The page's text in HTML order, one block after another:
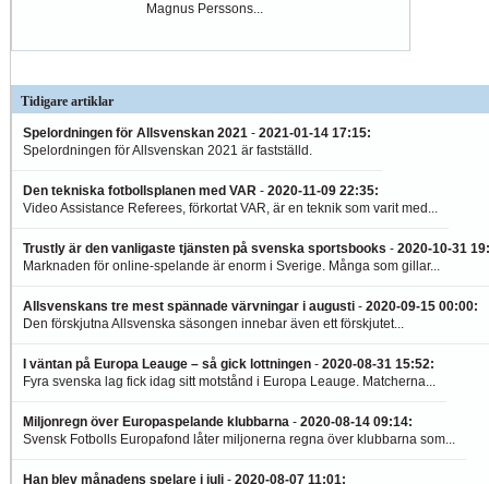
Magnus Perssons...
Tidigare artiklar
Spelordningen för Allsvenskan 2021 - 2021-01-14 17:15:
Spelordningen för Allsvenskan 2021 är fastställd.
Den tekniska fotbollsplanen med VAR - 2020-11-09 22:35:
Video Assistance Referees, förkortat VAR, är en teknik som varit med...
Trustly är den vanligaste tjänsten på svenska sportsbooks - 2020-10-31
Marknaden för online-spelande är enorm i Sverige. Många som gillar...
Allsvenskans tre mest spännade värvningar i augusti - 2020-09-15 00:00:
Den förskjutna Allsvenska säsongen innebar även ett förskjutet...
I väntan på Europa Leauge – så gick lottningen - 2020-08-31 15:52:
Fyra svenska lag fick idag sitt motstånd i Europa Leauge. Matcherna...
Miljonregn över Europaspelande klubbarna - 2020-08-14 09:14:
Svensk Fotbolls Europafond låter miljonerna regna över klubbarna som...
Han blev månadens spelare i juli - 2020-08-07 11:01: